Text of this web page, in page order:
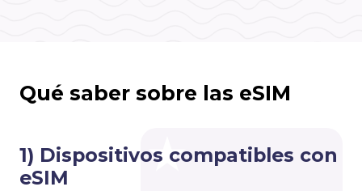
Qué saber sobre las eSIM
1) Dispositivos compatibles con
eSIM